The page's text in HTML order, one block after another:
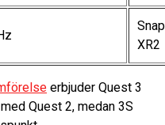
XR2
erbjuder Quest 3
Quest 2, medan 3S